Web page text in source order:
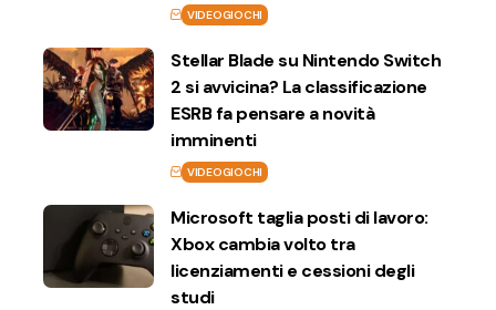
VIDEOGIOCHI
Stellar Blade su Nintendo Switch
2 si avvicina? La classificazione
ESRB fa pensare a novità
imminenti
VIDEOGIOCHI
Microsoft taglia posti di lavoro:
Xbox cambia volto tra
licenziamenti e cessioni degli
studi